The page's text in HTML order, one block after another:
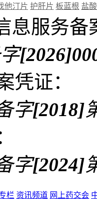
他汀片 护肝片 板蓝根 盐
息服务备
凭证：
字[2018]
字[2024]
栏 资讯频道 网上药交会